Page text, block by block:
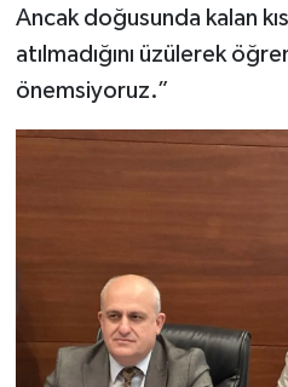
Ancak doğusunda kalan
atılmadığını üzülerek
önemsiyoruz.”